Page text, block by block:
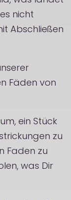
nicht
Abschließen
Fäden von
ein Stück
zu
Faden zu
was Dir